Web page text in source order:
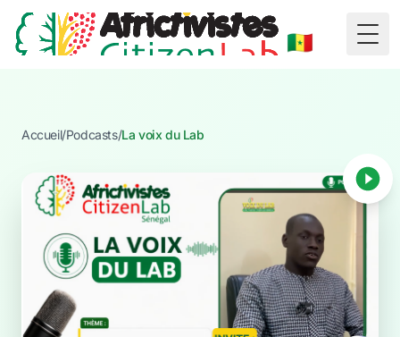
🇸🇳
Accueil/Podcasts/La voix du Lab